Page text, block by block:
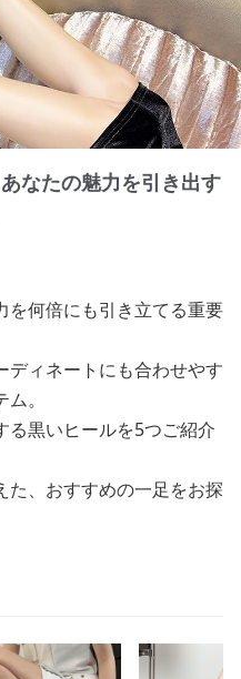
なたの魅力を引き出す
を何倍にも引き立てる重要
ディネートにも合わせやす
。
る黒いヒールを5つご紹介
た、おすすめの一足をお探